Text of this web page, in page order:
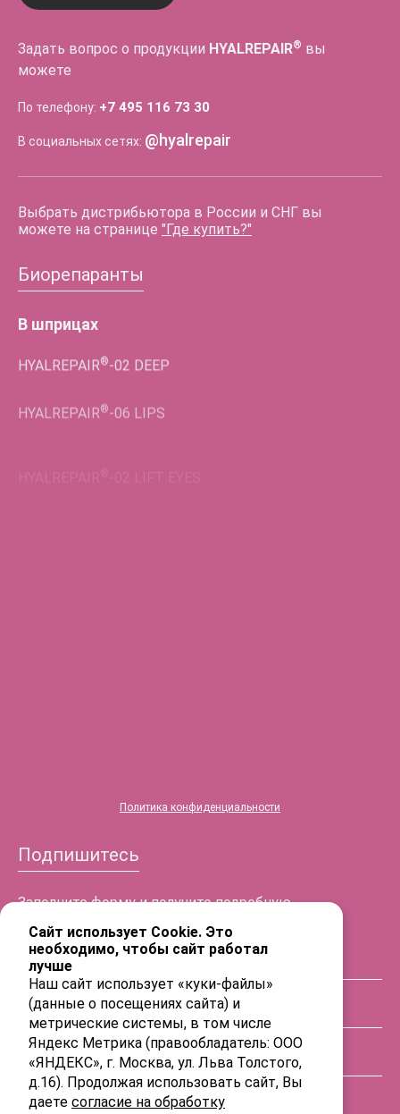
Задать вопрос о продукции HYALREPAIR® вы
можете
По телефону: +7 495 116 73 30
В социальных сетях: @hyalrepair
Выбрать дистрибьютора в России и СНГ вы
можете на странице "Где купить?"
Биорепаранты
В шприцах
HYALREPAIR® -02 DEEP
Политика конфиденциальности
Подпишитесь
Заполните форму и получите подробную
информацию!
ФИО
Телефон
E-mail
Сайт использует Cookie. Это
необходимо, чтобы сайт работал
лучше
Наш сайт использует «куки-файлы»
(данные о посещениях сайта) и
метрические системы, в том числе
Яндекс Метрика (правообладатель: ООО
«ЯНДЕКС», г. Москва, ул. Льва Толстого,
д.16). Продолжая использовать сайт, Вы
даете согласие на обработку